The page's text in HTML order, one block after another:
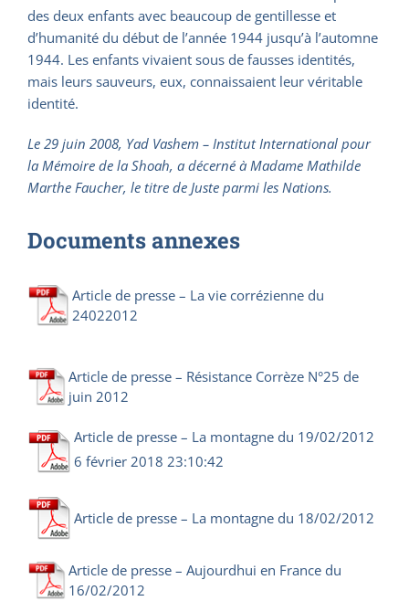
des deux enfants avec beaucoup de gentillesse et
d’humanité du début de l’année 1944 jusqu’à l’automne
1944. Les enfants vivaient sous de fausses identités,
mais leurs sauveurs, eux, connaissaient leur véritable
identité.
Le 29 juin 2008, Yad Vashem – Institut International pour
la Mémoire de la Shoah, a décerné à Madame Mathilde
Marthe Faucher, le titre de Juste parmi les Nations.
Documents annexes
Article de presse – La vie corrézienne du
24022012
Article de presse – Résistance Corrèze N°25 de
juin 2012
Article de presse – La montagne du 19/02/2012
6 février 2018 23:10:42
Article de presse – La montagne du 18/02/2012
Article de presse – Aujourdhui en France du
16/02/2012